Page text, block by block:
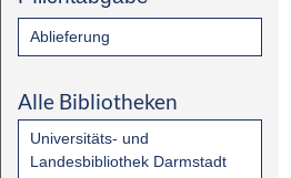
Ablieferung
Alle Bibliotheken
Universitäts- und
Landesbibliothek Darmstadt